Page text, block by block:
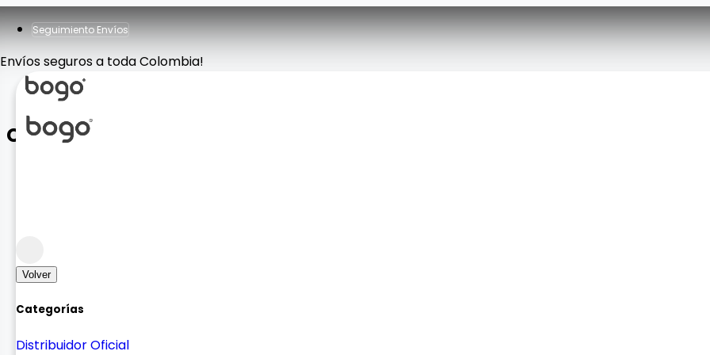
Seguimiento Envíos
Envíos seguros a toda Colombia!
Volver
Categorías
Distribuidor Oficial
Combo Teclado + Mouse MK330